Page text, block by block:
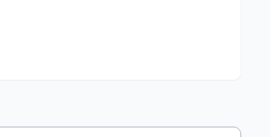
dá de acordo com o horário de chegada na